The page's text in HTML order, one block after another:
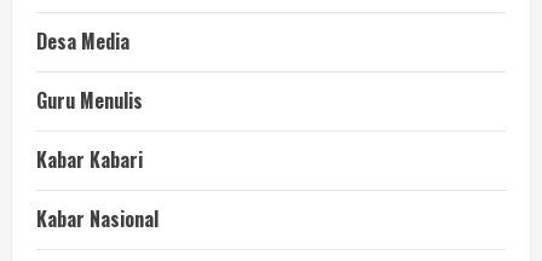
Desa Media
Guru Menulis
Kabar Kabari
Kabar Nasional